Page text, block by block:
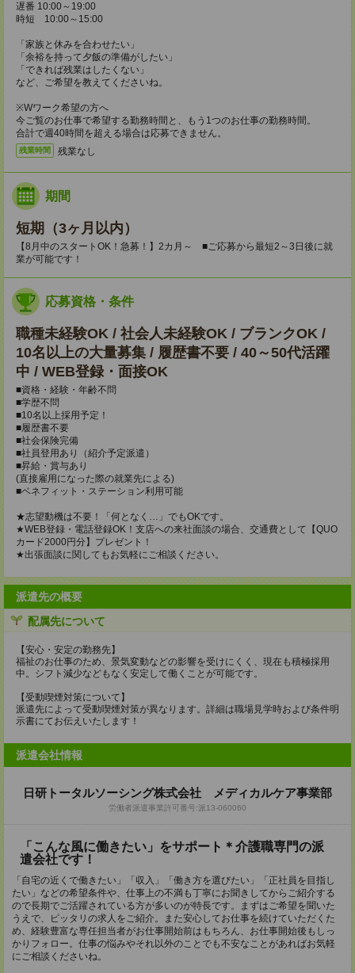
遅番 10:00～19:00
時短 10:00～15:00
「家族と休みを合わせたい」
「余裕を持って夕飯の準備がしたい」
「できれば残業はしたくない」
など、ご希望を教えてくださいね。
※Wワーク希望の方へ
今ご覧のお仕事で希望する勤務時間と、もう1つのお仕事の勤務時間。
合計で週40時間を超える場合は応募できません。
残業時間 残業なし
期間
短期（3ヶ月以内）
【8月中のスタートOK！急募！】2カ月～ ■ご応募から最短2～3日後に就
業が可能です！
応募資格・条件
職種未経験OK / 社会人未経験OK / ブランクOK /
10名以上の大量募集 / 履歴書不要 / 40～50代活躍
中 / WEB登録・面接OK
■資格・経験・年齢不問
■学歴不問
■10名以上採用予定！
■履歴書不要
■社会保険完備
■社員登用あり（紹介予定派遣）
■昇給・賞与あり
(直接雇用になった際の就業先による)
■ベネフィット・ステーション利用可能
★志望動機は不要！「何となく…」でもOKです。
★WEB登録・電話登録OK！支店への来社面談の場合、交通費として【QUO
カード2000円分】プレゼント！
★出張面談に関してもお気軽にご相談ください。
派遣先の概要
配属先について
【安心・安定の勤務先】
福祉のお仕事のため、景気変動などの影響を受けにくく、現在も積極採用
中。シフト減少などもなく安定して働くことが可能です。
【受動喫煙対策について】
派遣先によって受動喫煙対策が異なります。詳細は職場見学時および条件明
示書にてお伝えいたします！
派遣会社情報
日研トータルソーシング株式会社 メディカルケア事業部
労働者派遣事業許可番号:派13-060060
「こんな風に働きたい」をサポート＊介護職専門の派
遣会社です！
「自宅の近くで働きたい」「収入」「働き方を選びたい」「正社員を目指し
たい」などの希望条件や、仕事上の不満も丁寧にお聞きしてからご紹介する
ので長期でご活躍されている方が多いのが特長です。まずはご希望を聞いた
うえで、ピッタリの求人をご紹介。また安心してお仕事を続けていただくた
め、経験豊富な専任担当者がお仕事開始前はもちろん、お仕事開始後もしっ
かりフォロー。仕事の悩みやそれ以外のことでも不安なことがあればお気軽
にご相談くださいね。